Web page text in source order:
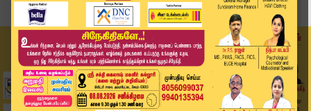
தவெகவுடன் OPS அணி இணைய வாய்ப்புள்ளதா? - Sengott...